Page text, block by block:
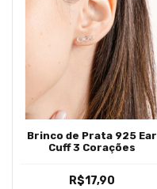
Brinco de Prata 925 Ear
Cuff 3 Corações
R$17,90